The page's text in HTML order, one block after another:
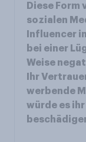
Diese
sozialen
Influencer
bei einer
Weise
Ihr
werbende
würde es